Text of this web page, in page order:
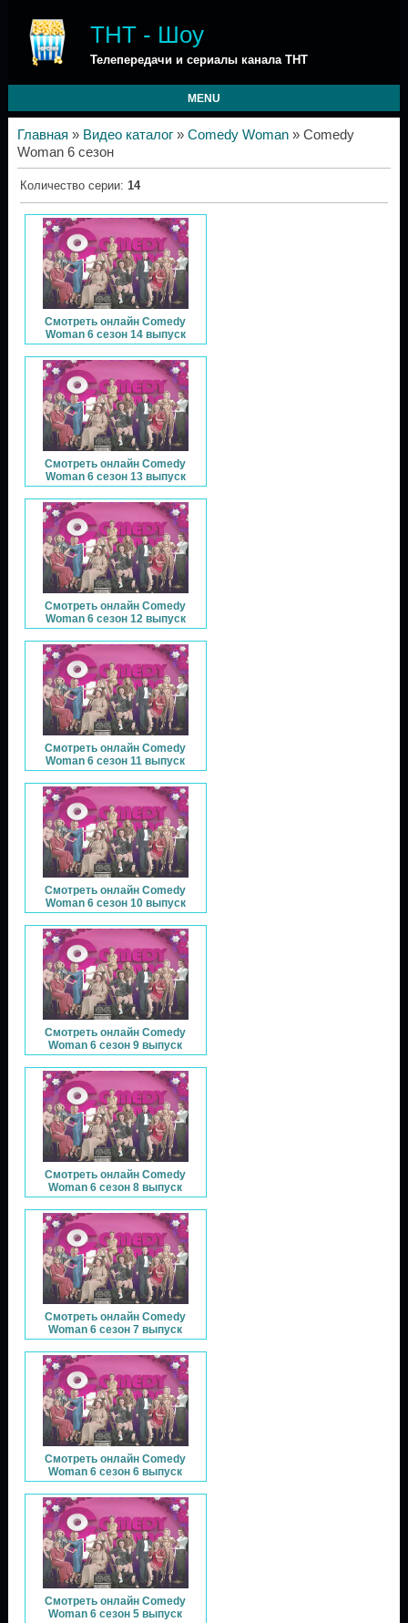
ТНТ - Шоу
Телепередачи и сериалы канала ТНТ
MENU
Главная » Видео каталог» Comedy Woman» Comedy
Woman 6 сезон
Количество серии: 14
Смотреть онлайн Comedy
Woman 6 сезон 14 выпуск
Смотреть онлайн Comedy
Woman 6 сезон 13 выпуск
Смотреть онлайн Comedy
Woman 6 сезон 12 выпуск
Смотреть онлайн Comedy
Woman 6 сезон 11 выпуск
Смотреть онлайн Comedy
Woman 6 сезон 10 выпуск
Смотреть онлайн Comedy
Woman 6 сезон 9 выпуск
Смотреть онлайн Comedy
Woman 6 сезон 8 выпуск
Смотреть онлайн Comedy
Woman 6 сезон 7 выпуск
Смотреть онлайн Comedy
Woman 6 сезон 6 выпуск
Смотреть онлайн Comedy
Woman 6 сезон 5 выпуск